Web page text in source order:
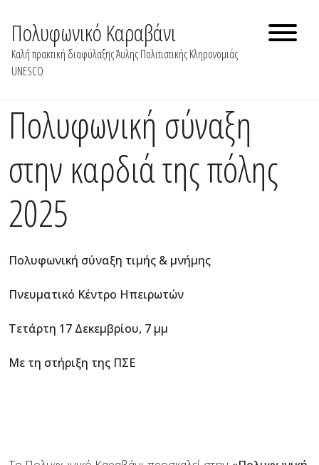
content
Πολυφωνικό Καραβάνι
Καλή πρακτική διαφύλαξης Άυλης Πολιτιστικής Κληρονομιάς
UNESCO
Πολυφωνική σύναξη
στην καρδιά της πόλης
2025
Πολυφωνική σύναξη τιμής & μνήμης
Πνευματικό Κέντρο Ηπειρωτών
Τετάρτη 17 Δεκεμβρίου, 7 μμ
Με τη στήριξη της ΠΣΕ